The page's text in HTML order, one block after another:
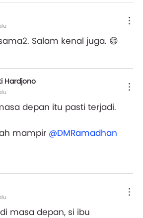
Salam kenal juga. 😄
Hardjono
depan itu pasti terjadi.
mampir @DMRamadhan
masa depan, si ibu